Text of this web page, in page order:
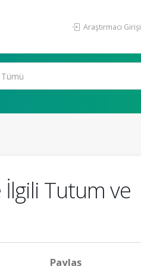
Araştırmacı Girişi
İlgili Tutum ve
Paylaş